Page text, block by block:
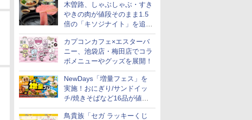
木曽路、しゃぶしゃぶ・すき
やきの肉が値段そのまま1.5
倍の「キソジナイト」を追加
実施！水・日曜夜限定
カプコンカフェ×エスターバ
ニー、池袋店・梅田店でコラ
ボメニューやグッズを展開！
NewDays「増量フェス」を
実施！おにぎり/サンドイッ
チ/焼きそばなど16品が値段
そのままでボリュームアップ
鳥貴族「セガ ラッキーくじ